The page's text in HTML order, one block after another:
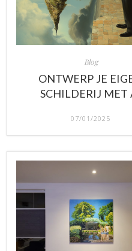
Blog
ONTWERP JE
SCHILDERIJ MET
07/01/2025